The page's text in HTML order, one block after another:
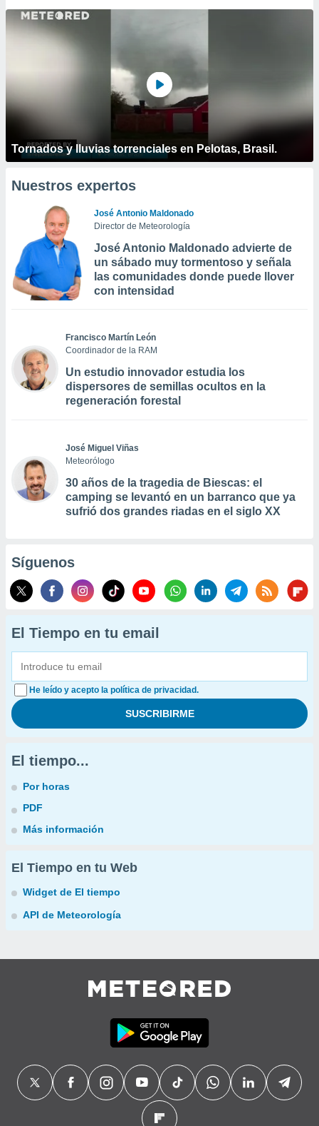
Tornados y lluvias torrenciales en Pelotas, Brasil.
Nuestros expertos
José Antonio Maldonado
Director de Meteorología
José Antonio Maldonado advierte de
un sábado muy tormentoso y señala
las comunidades donde puede llover
con intensidad
Francisco Martín León
Coordinador de la RAM
Un estudio innovador estudia los
dispersores de semillas ocultos en la
regeneración forestal
José Miguel Viñas
Meteorólogo
30 años de la tragedia de Biescas: el
camping se levantó en un barranco que ya
sufrió dos grandes riadas en el siglo XX
Síguenos
El Tiempo en tu email
He leído y acepto la política de privacidad.
El tiempo...
Por horas
PDF
Más información
El Tiempo en tu Web
Widget de El tiempo
API de Meteorología